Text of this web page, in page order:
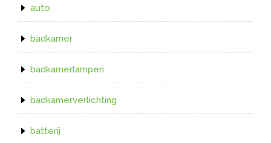
auto
badkamer
badkamerlampen
badkamerverlichting
batterij